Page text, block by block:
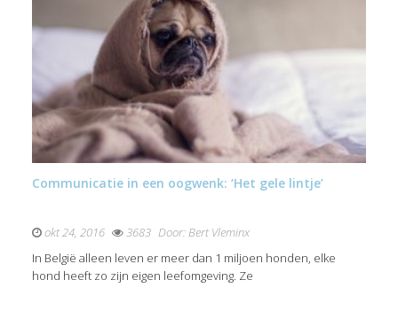
Communicatie in een oogwenk: ‘Het gele lintje’
okt 24, 2016 3683 Door: Bert Vleminx
In België alleen leven er meer dan 1 miljoen honden, elke
hond heeft zo zijn eigen leefomgeving. Ze